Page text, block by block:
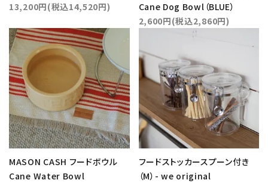
13,200円(税込14,520円)
Cane Dog Bowl（BLUE）
2,600円(税込2,860円)
MASON CASH フードボウル
Cane Water Bowl
フードストッカースプーン付き
（M）- we original